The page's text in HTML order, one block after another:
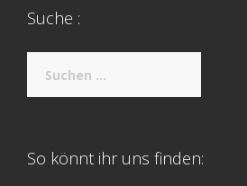
Suche :
nach:
So könnt ihr uns finden: